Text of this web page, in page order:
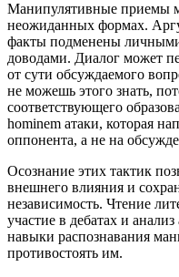
Манипулятивные приемы
неожиданных формах.
факты подменены
доводами. Диалог может
от сути обсуждаемого
не можешь этого знать,
соответствующего
hominem атаки, которая
оппонента, а не на
Осознание этих тактик
внешнего влияния и
независимость. Чтение
участие в дебатах и
навыки распознавания
противостоять им.